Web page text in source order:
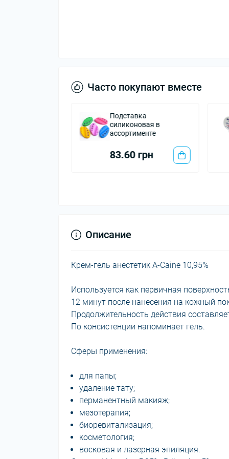
Часто покупают вместе
Подставка
силиконовая в
ассортименте
83.60 грн
Описание
Крем-гель анестетик А-Caine 10,95%
Используется как первичная
12 минут после нанесения на кожный
Продолжительность действия
По консистенции напоминает гель.
Сферы применения:
для папы;
удаление тату;
перманентный макияж;
мезотерапия;
биоревитализация;
косметология;
восковая и лазерная эпиляция.